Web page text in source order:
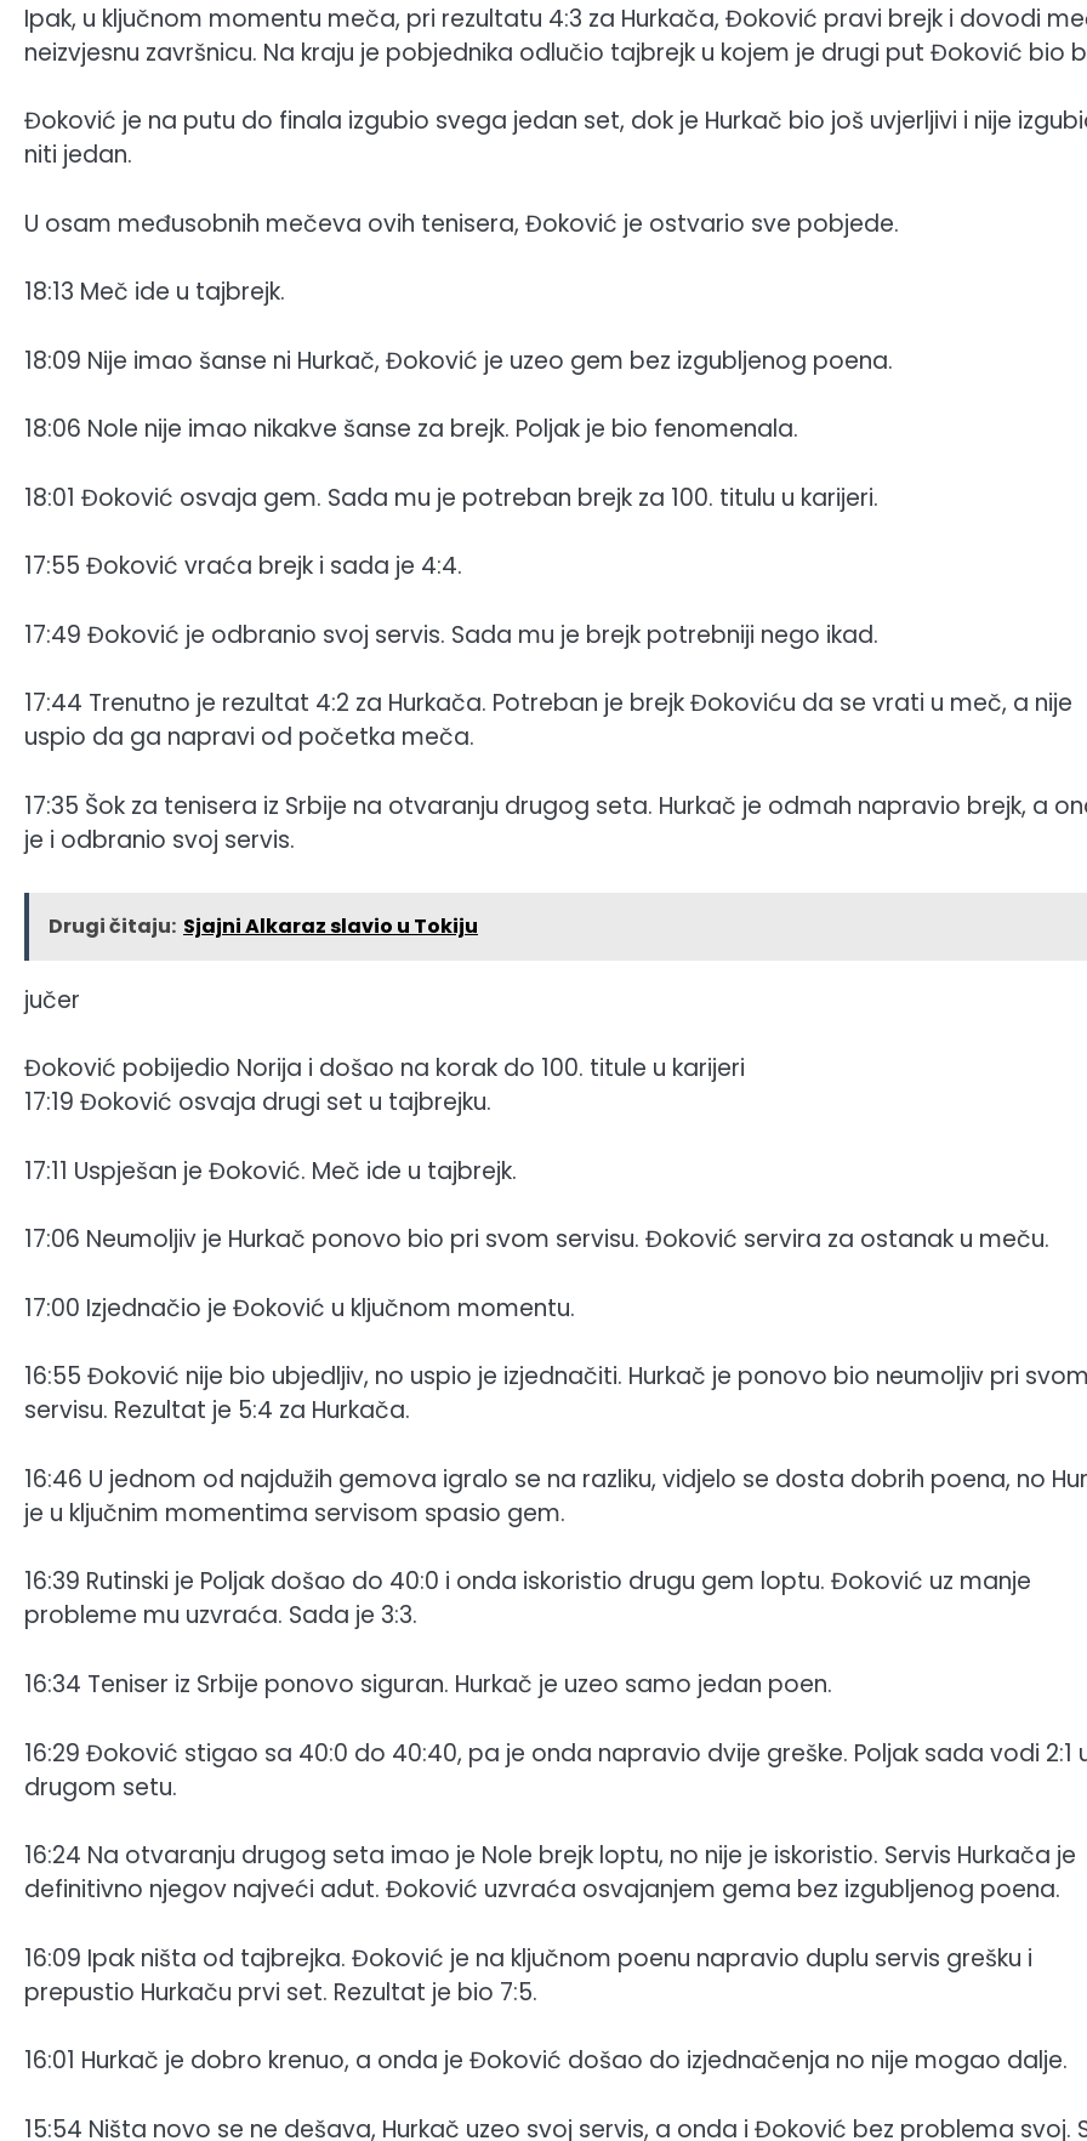
Ipak, u ključnom momentu meča, pri rezultatu 4:3 za Hurkača, Đoković pravi brejk i dovodi
neizvjesnu završnicu. Na kraju je pobjednika odlučio tajbrejk u kojem je drugi put Đoković bio
Đoković je na putu do finala izgubio svega jedan set, dok je Hurkač bio još uvjerljivi i nije
niti jedan.
U osam međusobnih mečeva ovih tenisera, Đoković je ostvario sve pobjede.
18:13 Meč ide u tajbrejk.
18:09 Nije imao šanse ni Hurkač, Đoković je uzeo gem bez izgubljenog poena.
18:06 Nole nije imao nikakve šanse za brejk. Poljak je bio fenomenala.
18:01 Đoković osvaja gem. Sada mu je potreban brejk za 100. titulu u karijeri.
17:55 Đoković vraća brejk i sada je 4:4.
17:49 Đoković je odbranio svoj servis. Sada mu je brejk potrebniji nego ikad.
17:44 Trenutno je rezultat 4:2 za Hurkača. Potreban je brejk Đokoviću da se vrati u meč, a nije
uspio da ga napravi od početka meča.
17:35 Šok za tenisera iz Srbije na otvaranju drugog seta. Hurkač je odmah napravio brejk, a
je i odbranio svoj servis.
Drugi čitaju: Sjajni Alkaraz slavio u Tokiju
jučer
Đoković pobijedio Norija i došao na korak do 100. titule u karijeri
17:19 Đoković osvaja drugi set u tajbrejku.
17:11 Uspješan je Đoković. Meč ide u tajbrejk.
17:06 Neumoljiv je Hurkač ponovo bio pri svom servisu. Đoković servira za ostanak u meču.
17:00 Izjednačio je Đoković u ključnom momentu.
16:55 Đoković nije bio ubjedljiv, no uspio je izjednačiti. Hurkač je ponovo bio neumoljiv pri
servisu. Rezultat je 5:4 za Hurkača.
16:46 U jednom od najdužih gemova igralo se na razliku, vidjelo se dosta dobrih poena, no
je u ključnim momentima servisom spasio gem.
16:39 Rutinski je Poljak došao do 40:0 i onda iskoristio drugu gem loptu. Đoković uz manje
probleme mu uzvraća. Sada je 3:3.
16:34 Teniser iz Srbije ponovo siguran. Hurkač je uzeo samo jedan poen.
16:29 Đoković stigao sa 40:0 do 40:40, pa je onda napravio dvije greške. Poljak sada vodi 2:1
drugom setu.
16:24 Na otvaranju drugog seta imao je Nole brejk loptu, no nije je iskoristio. Servis Hurkača je
definitivno njegov najveći adut. Đoković uzvraća osvajanjem gema bez izgubljenog poena.
16:09 Ipak ništa od tajbrejka. Đoković je na ključnom poenu napravio duplu servis grešku i
prepustio Hurkaču prvi set. Rezultat je bio 7:5.
16:01 Hurkač je dobro krenuo, a onda je Đoković došao do izjednačenja no nije mogao dalje.
15:54 Ništa novo se ne dešava, Hurkač uzeo svoj servis, a onda i Đoković bez problema svoj.